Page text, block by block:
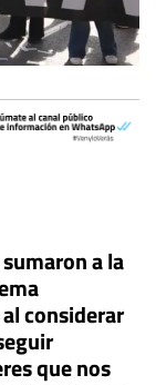
a la
considerar
que nos